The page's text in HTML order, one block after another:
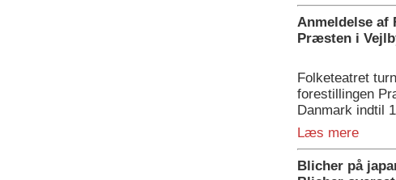
Anmeldelse af
Præsten i
Folketeatret
forestillingen
Danmark indtil
Læs mere
Blicher på